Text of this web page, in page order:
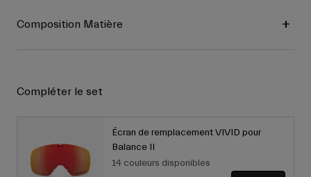
Composition Matière
Compléter le set
Écran de remplacement VIVID pour
Balance II
14 couleurs disponibles